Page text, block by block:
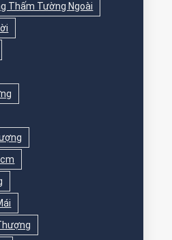
Thấm Tường Ngoài